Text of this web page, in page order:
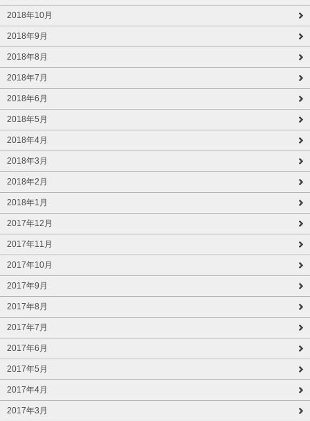
2018年10月
2018年9月
2018年8月
2018年7月
2018年6月
2018年5月
2018年4月
2018年3月
2018年2月
2018年1月
2017年12月
2017年11月
2017年10月
2017年9月
2017年8月
2017年7月
2017年6月
2017年5月
2017年4月
2017年3月